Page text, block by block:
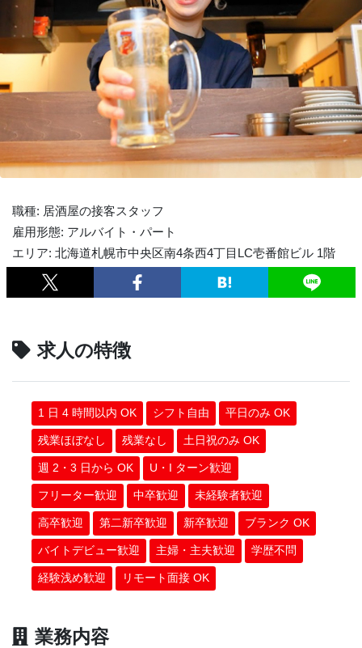
職種: 居酒屋の接客スタッフ
雇用形態: アルバイト・パート
エリア: 北海道札幌市中央区南4条西4丁目LC壱番館ビル 1階
求人の特徴
1 日 4 時間以内 OK シフト自由 平日のみ OK
残業ほぼなし 残業なし 土日祝のみ OK
週 2・3 日から OK U・I ターン歓迎
フリーター歓迎 中卒歓迎 未経験者歓迎
高卒歓迎 第二新卒歓迎 新卒歓迎 ブランク OK
バイトデビュー歓迎 主婦・主夫歓迎 学歴不問
経験浅め歓迎 リモート面接 OK
業務内容